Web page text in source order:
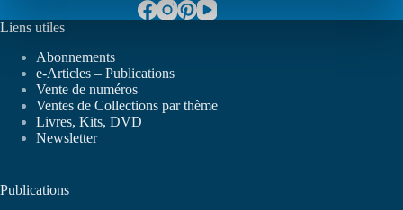
Liens utiles
Abonnements
e-Articles – Publications
Vente de numéros
Ventes de Collections par thème
Livres, Kits, DVD
Newsletter
Publications